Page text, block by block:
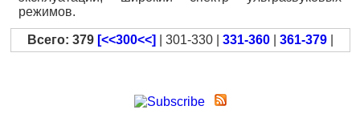
режимов.
Всего: 379 [<<300<<] | 301-330 | 331-360 361-379